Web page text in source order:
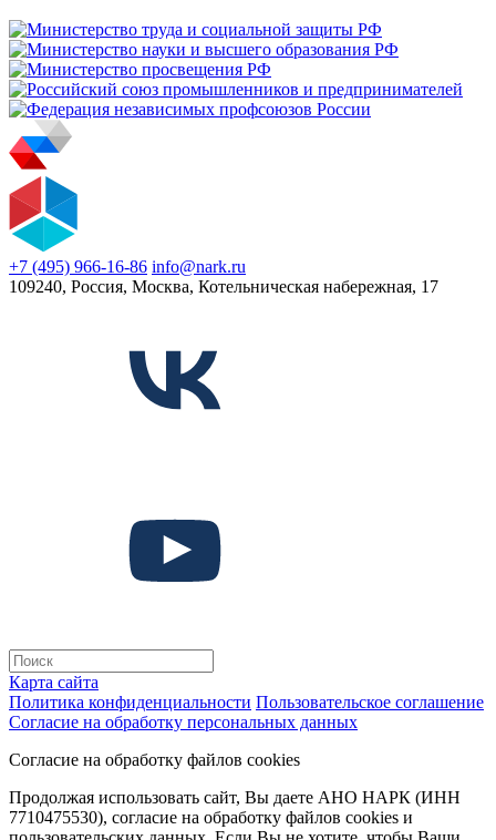
+7 (495) 966-16-86 info@nark.ru
109240, Россия, Москва, Котельническая набережная, 17
Карта сайта
Политика конфиденциальности Пользовательское соглашение
Согласие на обработку персональных данных
Согласие на обработку файлов cookies
Продолжая использовать сайт, Вы даете АНО НАРК (ИНН
7710475530), согласие на обработку файлов cookies и